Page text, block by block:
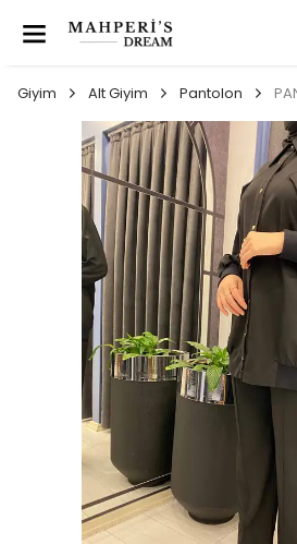
Giyim Alt Giyim Pantolon